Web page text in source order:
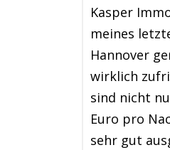
Kasper
meines
Hannover
wirklich
sind nicht
Euro pro
sehr gut